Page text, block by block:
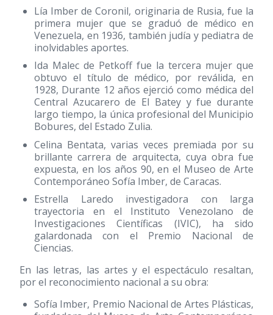
Lía Imber de Coronil, originaria de Rusia, fue la
primera mujer que se graduó de médico en
Venezuela, en 1936, también judía y pediatra de
inolvidables aportes.
Ida Malec de Petkoff fue la tercera mujer que
obtuvo el título de médico, por reválida, en
1928, Durante 12 años ejerció como médica del
Central Azucarero de El Batey y fue durante
largo tiempo, la única profesional del Municipio
Bobures, del Estado Zulia.
Celina Bentata, varias veces premiada por su
brillante carrera de arquitecta, cuya obra fue
expuesta, en los años 90, en el Museo de Arte
Contemporáneo Sofía Imber, de Caracas.
Estrella Laredo investigadora con larga
trayectoria en el Instituto Venezolano de
Investigaciones Científicas (IVIC), ha sido
galardonada con el Premio Nacional de
Ciencias.
En las letras, las artes y el espectáculo resaltan,
por el reconocimiento nacional a su obra:
Sofía Imber, Premio Nacional de Artes Plásticas,